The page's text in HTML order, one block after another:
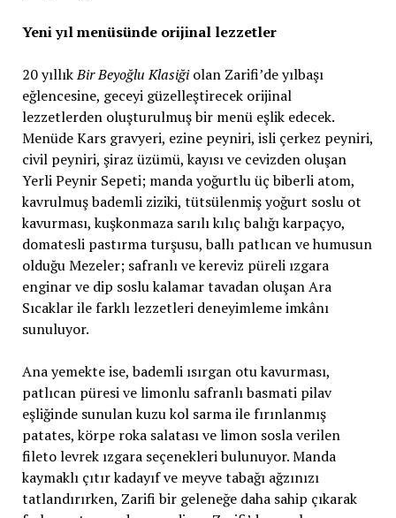
Yeni yıl menüsünde orijinal lezzetler
20 yıllıkBir Beyoğlu Klasiğiolan Zarifi’de yılbaşı
eğlencesine, geceyi güzelleştirecek orijinal
lezzetlerden oluşturulmuş bir menü eşlik edecek.
Menüde Kars gravyeri, ezine peyniri, isli çerkez peyniri,
civil peyniri, şiraz üzümü, kayısı ve cevizden oluşan
Yerli Peynir Sepeti; manda yoğurtlu üç biberli atom,
kavrulmuş bademli ziziki, tütsülenmiş yoğurt soslu ot
kavurması, kuşkonmaza sarılı kılıç balığı karpaçyo,
domatesli pastırma turşusu, ballı patlıcan ve humusun
olduğu Mezeler; safranlı ve kereviz püreli ızgara
enginar ve dip soslu kalamar tavadan oluşan Ara
Sıcaklar ile farklı lezzetleri deneyimleme imkânı
sunuluyor.
Ana yemekte ise, bademli ısırgan otu kavurması,
patlıcan püresi ve limonlu safranlı basmati pilav
eşliğinde sunulan kuzu kol sarma ile fırınlanmış
patates, körpe roka salatası ve limon sosla verilen
fileto levrek ızgara seçenekleri bulunuyor. Manda
kaymaklı çıtır kadayıf ve meyve tabağı ağzınızı
tatlandırırken, Zarifi bir geleneğe daha sahip çıkarak